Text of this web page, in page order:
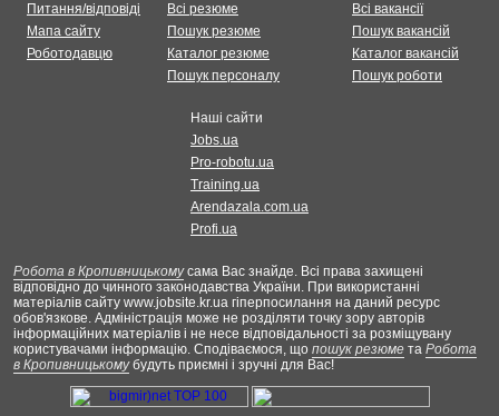
Питання/відповіді
Мапа сайту
Роботодавцю
Всі резюме
Пошук резюме
Каталог резюме
Пошук персоналу
Всі вакансії
Пошук вакансій
Каталог вакансій
Пошук роботи
Наші сайти
Jobs.ua
Pro-robotu.ua
Training.ua
Arendazala.com.ua
Profi.ua
Робота в Кропивницькомусама Вас знайде. Всі права захищені
відповідно до чинного законодавства України. При використанні
матеріалів сайту www.jobsite.kr.ua гіперпосилання на даний ресурс
обов'язкове. Адміністрація може не розділяти точку зору авторів
інформаційних матеріалів і не несе відповідальності за розміщувану
користувачами інформацію. Сподіваємося, що пошук резюме та Робота
в Кропивницькомубудуть приємні і зручні для Вас!